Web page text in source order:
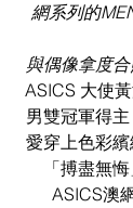
網系列的
與偶像拿度合
ASICS 大使
男雙冠軍得
愛穿上色彩
「搏盡無
ASICS澳